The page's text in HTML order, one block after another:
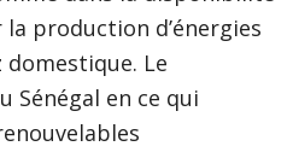
production d’énergies
domestique. Le
en ce qui